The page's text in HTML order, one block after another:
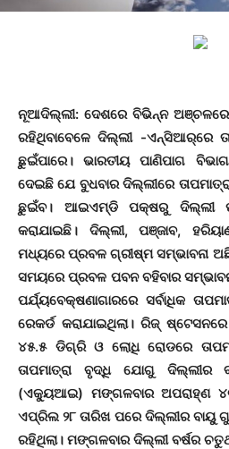
ନୂଆଦିଲ୍ଲୀ: ଦେଶରେ ବିଭିନ୍ନ ଅଞ୍ଚଳରେ
ରହିଥିବାବେଳେ ଦିଲ୍ଲୀ -ଏନ୍‌ସିଆର୍‌ରେ
ଛୁଇଁପାରେ। ଭାରତୀୟ ପାଣିପାଗ
ଦେଇଛି ଯେ ବୁଧବାର ଦିଲ୍ଲୀରେ
ଛୁଇଁବ। ଆଇଏମ୍‌ଡି ପକ୍ଷରୁ ଦିଲ୍ଲୀ
କରାଯାଇଛି। ଦିଲ୍ଲୀ, ପଞ୍ଜାବ,
ମଧ୍ୟରେ ପ୍ରବଳ ଗ୍ରୀଷ୍ମ ସମ୍ଭାବନା
ସମୟରେ ପ୍ରବଳ ପବନ ବହିବାର
ପର୍ଯ୍ୟବେକ୍ଷଣାଗାରରେ ସର୍ବାଧିକ
ରେକର୍ଡ କରାଯାଇଥିଲା। ରିଜ୍‌
୪୫.୫ ଡିଗ୍ରି ଓ ଲୋଧି ରୋଡରେ
ତାପମାତ୍ରା ବୃଦ୍ଧି ଯୋଗୁ ଦିଲ୍ଲୀର
(ଏକ୍ୟୁଆଇ) ମଙ୍ଗଳବାର ଅପରାହ୍ଣ
ଏପ୍ରିଲ ୨୮ ତାରିଖ ପରେ ଦିଲ୍ଲୀର ବାୟୁ
ରହିଥିଲା। ମଙ୍ଗଳବାର ଦିଲ୍ଲୀ ବର୍ଷର